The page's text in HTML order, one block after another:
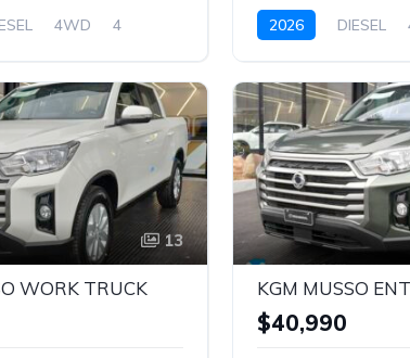
4WD
4
2026 DIESEL
13
WORK TRUCK KGM MUSSO
$40,990